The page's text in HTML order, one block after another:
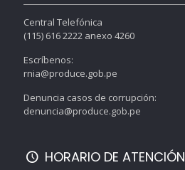
Central Telefónica
(115) 616 2222 anexo 4260
Escríbenos:
rnia@produce.gob.pe
Denuncia casos de corrupción:
denuncia@produce.gob.pe
HORARIO DE ATENCIÓN